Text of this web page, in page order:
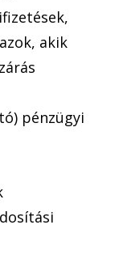
akik
pénzügyi